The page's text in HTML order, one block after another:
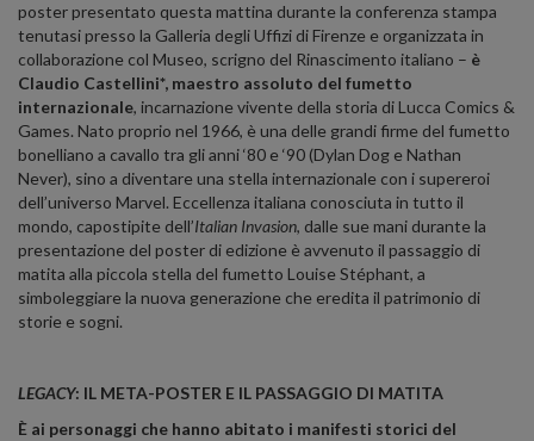
poster presentato questa mattina durante la conferenza stampa
tenutasi presso la Galleria degli Uffizi di Firenze e organizzata in
collaborazione col Museo, scrigno del Rinascimento italiano – è
Claudio Castellini*, maestro assoluto del fumetto
internazionale, incarnazione vivente della storia di Lucca Comics &
Games. Nato proprio nel 1966, è una delle grandi firme del fumetto
bonelliano a cavallo tra gli anni ‘80 e ‘90 (Dylan Dog e Nathan
Never), sino a diventare una stella internazionale con i supereroi
dell’universo Marvel. Eccellenza italiana conosciuta in tutto il
mondo, capostipite dell’Italian Invasion, dalle sue mani durante la
presentazione del poster di edizione è avvenuto il passaggio di
matita alla piccola stella del fumetto Louise Stéphant, a
simboleggiare la nuova generazione che eredita il patrimonio di
storie e sogni.
LEGACY: IL META-POSTER E IL PASSAGGIO DI MATITA
È ai personaggi che hanno abitato i manifesti storici del